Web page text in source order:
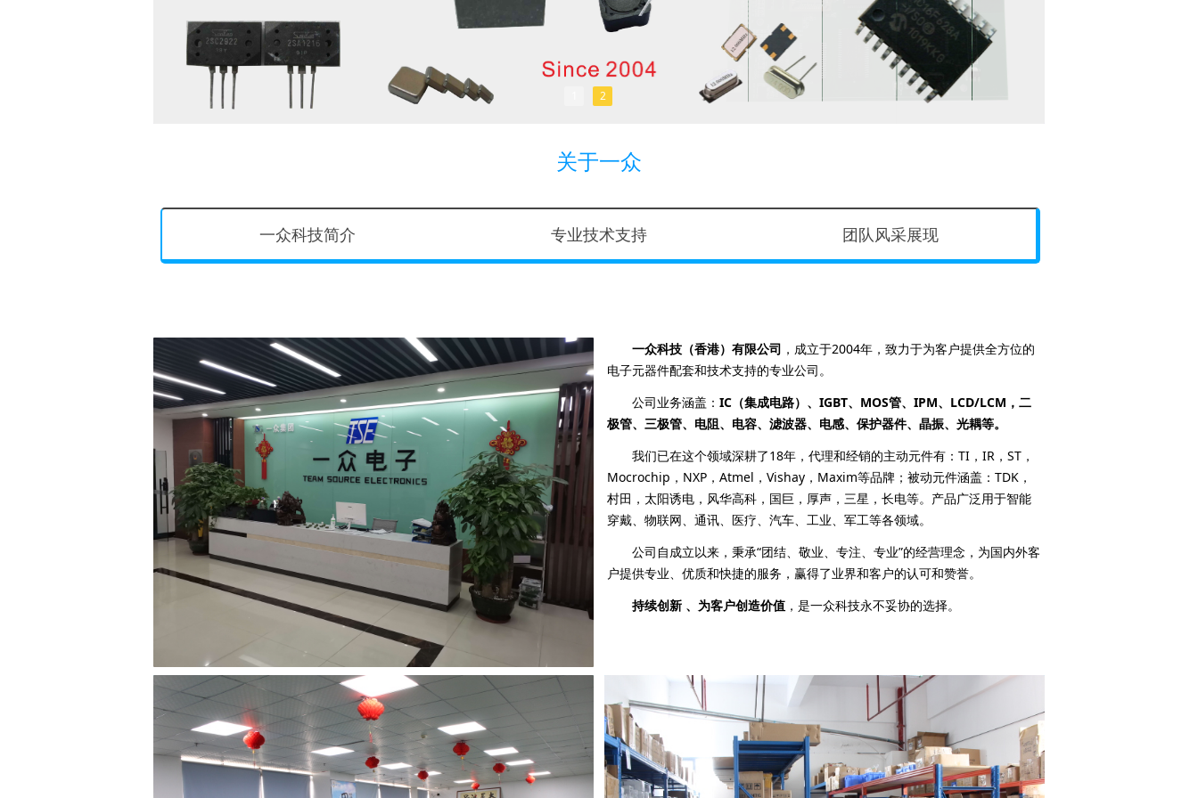
2
关于一众
一众科技（香港）有限公司 ，成立于2004年，致力于为客户提供全方位的
电子元器件配套和技术支持的专业公司。
公司业务涵盖： IC（集成电路）、IGBT、MOS管、IPM、LCD/LCM，二
极管、三极管、电阻、电容、滤波器、电感、保护器件、晶振、光耦等。
我们已在这个领域深耕了18年，代理和经销的主动元件有：TI，IR，ST，
Mocrochip，NXP，Atmel，Vishay，Maxim等品牌；被动元件涵盖：TDK，
村田，太阳诱电，风华高科，国巨，厚声，三星，长电等。产品广泛用于智能
穿戴、物联网、通讯、医疗、汽车、工业、军工等各领域。
公司自成立以来，秉承“团结、敬业、专注、专业”的经营理念，为国内外客
户提供专业、优质和快捷的服务，赢得了业界和客户的认可和赞誉。
持续创新 、为客户创造价值 ，是一众科技永不妥协的选择。
一众科技简介 专业技术支持 团队风采展现